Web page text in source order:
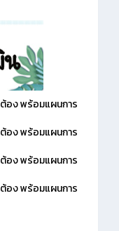
อง พร้อมแผนการ
อง พร้อมแผนการ
อง พร้อมแผนการ
อง พร้อมแผนการ